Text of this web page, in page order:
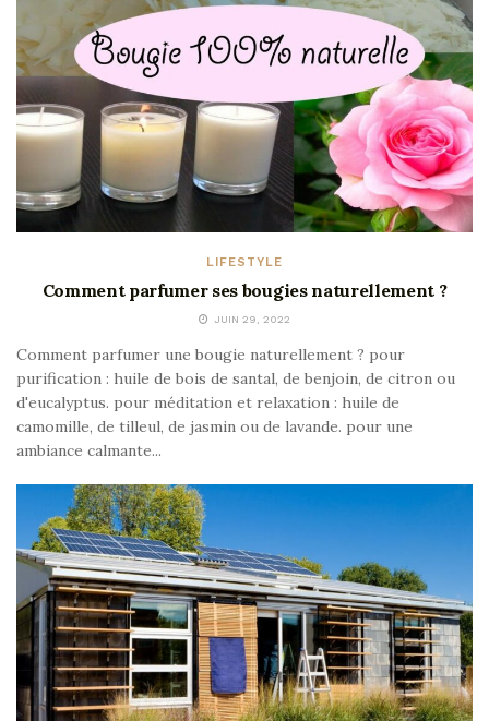
LIFESTYLE
Comment parfumer ses bougies naturellement ?
JUIN 29, 2022
Comment parfumer une bougie naturellement ? pour
purification : huile de bois de santal, de benjoin, de citron ou
d'eucalyptus. pour méditation et relaxation : huile de
camomille, de tilleul, de jasmin ou de lavande. pour une
ambiance calmante...